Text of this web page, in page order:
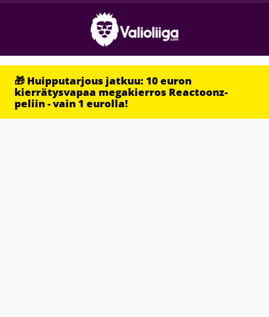
🎁 Huipputarjous jatkuu: 10 euron
kierrätysvapaa megakierros Reactoonz-
peliin - vain 1 eurolla!